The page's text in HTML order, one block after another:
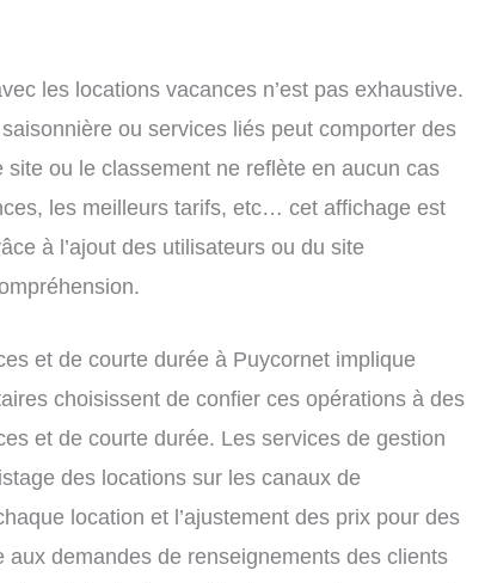
les locations vacances n’est pas exhaustive.
ou services liés peut comporter des
site ou le classement ne reflète en aucun cas
les meilleurs tarifs, etc… cet affichage est
à l’ajout des utilisateurs ou du site
et de courte durée à Puycornet implique
choisissent de confier ces opérations à des
et de courte durée. Les services de gestion
des locations sur les canaux de
location et l’ajustement des prix pour des
demandes de renseignements des clients